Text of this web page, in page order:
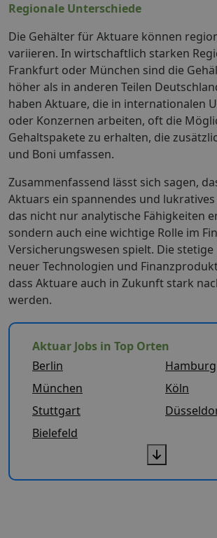
Regionale Unterschiede
Die Gehälter für Aktuare können
variieren. In wirtschaftlich starken
Frankfurt oder München sind die
höher als in anderen Teilen
haben Aktuare, die in internationalen
oder Konzernen arbeiten, oft die
Gehaltspakete zu erhalten, die
und Boni umfassen.
Zusammenfassend lässt sich sagen,
Aktuars ein spannendes und
das nicht nur analytische Fähigkeiten
sondern auch eine wichtige Rolle im
Versicherungswesen spielt. Die
neuer Technologien und
dass Aktuare auch in Zukunft stark
werden.
Aktuar Jobs in Top Orten
Berlin
Hamburg
München
Köln
Stuttgart
Bielefeld